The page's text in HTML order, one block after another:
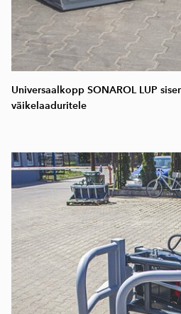
Universaalkopp SONAROL LUP
väikelaaduritele